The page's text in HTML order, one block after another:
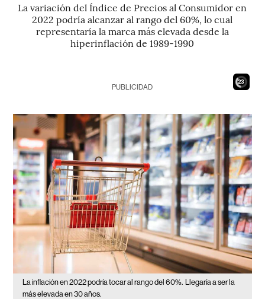
La variación del Índice de Precios al Consumidor en
2022 podría alcanzar al rango del 60%, lo cual
representaría la marca más elevada desde la
hiperinflación de 1989-1990
21
PUBLICIDAD
La inflación en 2022 podría tocar al rango del 60%.
Llegaría a ser la
más elevada en 30 años.